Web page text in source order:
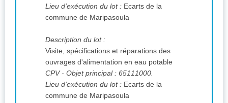
Lieu d'exécution du lot : Ecarts de la
commune de Maripasoula
Description du lot :
Visite, spécifications et réparations des
ouvrages d'alimentation en eau potable
CPV- Objet principal : 65111000.
Lieu d'exécution du lot : Ecarts de la
commune de Maripasoula